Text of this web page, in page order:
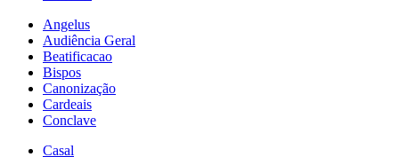
Angelus
Audiência Geral
Beatificacao
Bispos
Canonização
Cardeais
Conclave
Casal